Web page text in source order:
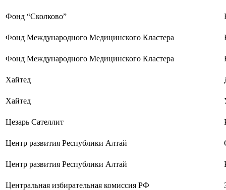
Фонд “Сколково”
Фонд Международного Медицинского Кластера
Фонд Международного Медицинского Кластера
Хайтед
Хайтед
Цезарь Сателлит
Центр развития Республики Алтай
Центр развития Республики Алтай
Центральная избирательная комиссия РФ